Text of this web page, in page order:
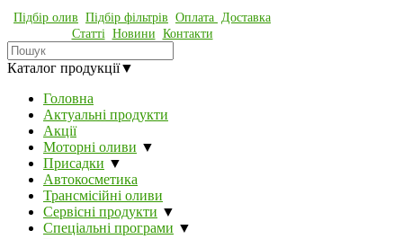
Підбір олив Підбір фільтрів Оплата Доставка
Статті Новини Контакти
Каталог продукції▼
Головна
Актуальні продукти
Акції
Моторні оливи ▼
Присадки ▼
Автокосметика
Трансмісійні оливи
Сервісні продукти ▼
Спеціальні програми ▼